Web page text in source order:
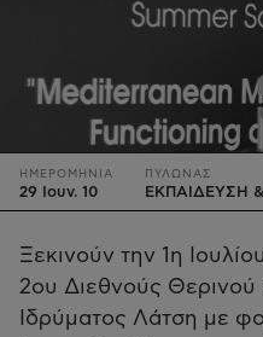
ΗΜΕΡΟΜΗΝΙΑ
29 Ιουν. 10
ΠΥΛΩΝΑΣ
ΕΚΠΑΙΔΕΥΣΗ
Ξεκινούν την 1η
2ου Διεθνούς
Ιδρύματος Λάτση με